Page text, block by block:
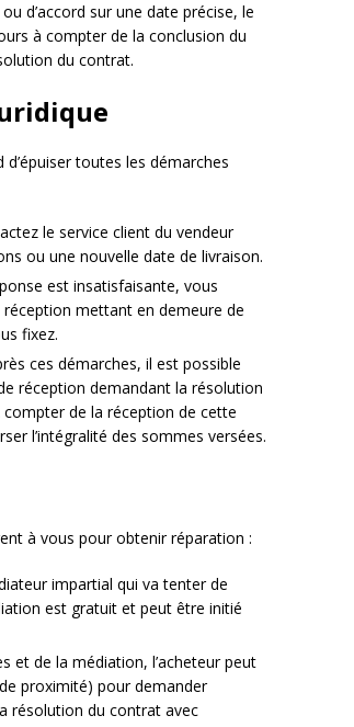
d’accord sur une date précise, le
à compter de la conclusion du
du contrat.
toutes les démarches
le service client du vendeur
ou une nouvelle date de livraison.
est insatisfaisante, vous
mettant en demeure de
fixez.
ces démarches, il est possible
réception demandant la résolution
de la réception de cette
l’intégralité des sommes versées.
à vous pour obtenir réparation :
impartial qui va tenter de
est gratuit et peut être initié
et de la médiation, l’acheteur peut
proximité) pour demander
résolution du contrat avec